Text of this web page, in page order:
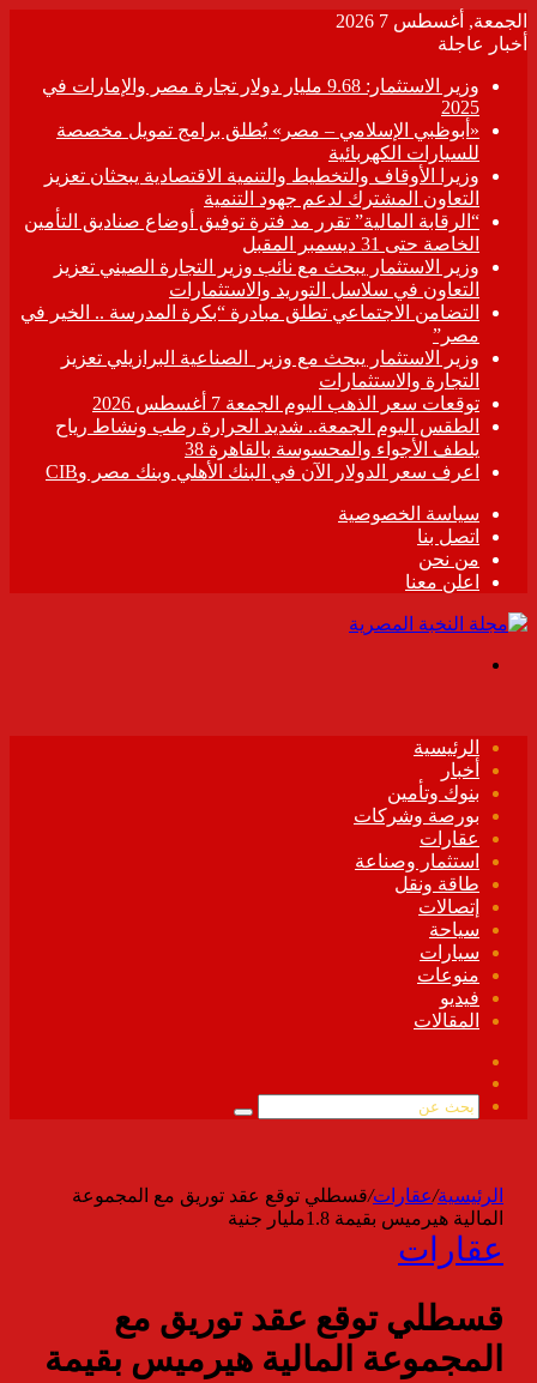
الجمعة, أغسطس 7 2026
أخبار عاجلة
وزير الاستثمار: 9.68 مليار دولار تجارة مصر والإمارات في
2025
«أبوظبي الإسلامي – مصر» يُطلق برامج تمويل مخصصة
للسيارات الكهربائية
وزيرا الأوقاف والتخطيط والتنمية الاقتصادية يبحثان تعزيز
التعاون المشترك لدعم جهود التنمية
“الرقابة المالية” تقرر مد فترة توفيق أوضاع صناديق التأمين
الخاصة حتى 31 ديسمبر المقبل
وزير الاستثمار يبحث مع نائب وزير التجارة الصيني تعزيز
التعاون في سلاسل التوريد والاستثمارات
التضامن الاجتماعي تطلق مبادرة “بكرة المدرسة .. الخير في
مصر”
وزير الاستثمار يبحث مع وزير الصناعية البرازيلي تعزيز
التجارة والاستثمارات
توقعات سعر الذهب اليوم الجمعة 7 أغسطس 2026
الطقس اليوم الجمعة.. شديد الحرارة رطب ونشاط رياح
يلطف الأجواء والمحسوسة بالقاهرة 38
اعرف سعر الدولار الآن في البنك الأهلي وبنك مصر وCIB
سياسة الخصوصية
اتصل بنا
من نحن
اعلن معنا
الرئيسية
أخبار
بنوك وتأمين
بورصة وشركات
عقارات
استثمار وصناعة
طاقة ونقل
إتصالات
سياحة
سيارات
منوعات
فيديو
المقالات
الموقع
بحث
الرئيسية/عقارات/قسطلي توقع عقد توريق مع المجموعة
المالية هيرميس بقيمة 1.8مليار جنية
عقارات
قسطلي توقع عقد توريق مع
المجموعة المالية هيرميس بقيمة